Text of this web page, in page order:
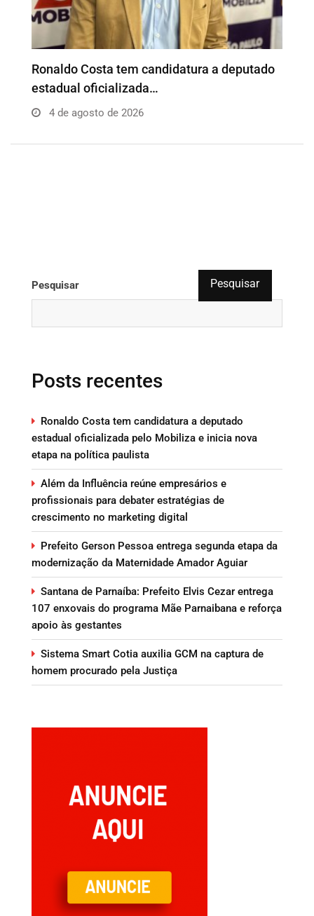
Além da Influência reúne empresários e
profissionais para…
4 de agosto de 2026
Pesquisar Pesquisar
Posts recentes
Ronaldo Costa tem candidatura a deputado
estadual oficializada pelo Mobiliza e inicia nova
etapa na política paulista
Além da Influência reúne empresários e
profissionais para debater estratégias de
crescimento no marketing digital
Prefeito Gerson Pessoa entrega segunda etapa da
modernização da Maternidade Amador Aguiar
Santana de Parnaíba: Prefeito Elvis Cezar entrega
107 enxovais do programa Mãe Parnaibana e reforça
apoio às gestantes
Sistema Smart Cotia auxilia GCM na captura de
homem procurado pela Justiça